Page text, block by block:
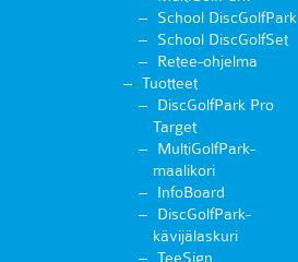
School DiscGolfPark
School DiscGolfSet
Retee-ohjelma
Tuotteet
DiscGolfPark Pro
Target
MultiGolfPark-
maalikori
InfoBoard
DiscGolfPark-
kävijälaskuri
TeeSign